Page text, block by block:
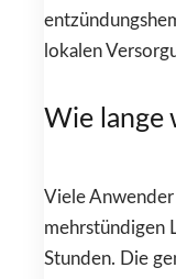
lokalen
Wie lange
Viele
mehrstündigen
Stunden. Die